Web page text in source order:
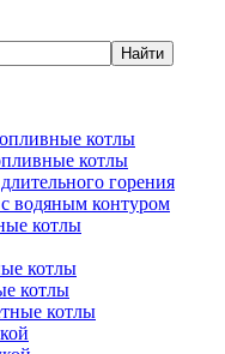
Найти
котлы
котлы
горения
водяным контуром
котлы
котлы
котлы
котлы